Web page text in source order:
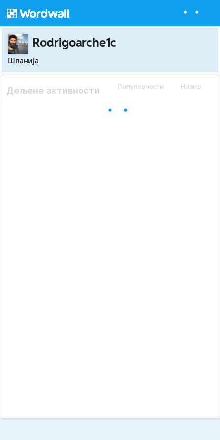
Rodrigoarche1c
Шпанија
Популарности Назив
Дељене активности